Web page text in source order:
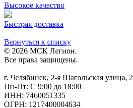
Высокое качество
Быстрая доставка
Вернуться к списку
© 2026 МСК Легион.
Все права защищены.
г. Челябинск, 2-я Шагольская улица,
Пн-Пт: С 9:00 до 18:00
ИНН: 7460051335
ОГРН: 1217400004634